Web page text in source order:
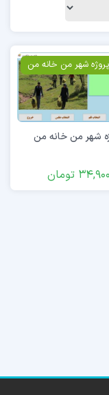
پروژه شهر من خانه من
شهر من خانه من
34,900 تومان